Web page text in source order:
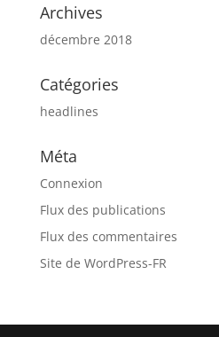
Archives
décembre 2018
Catégories
headlines
Méta
Connexion
Flux des publications
Flux des commentaires
Site de WordPress-FR